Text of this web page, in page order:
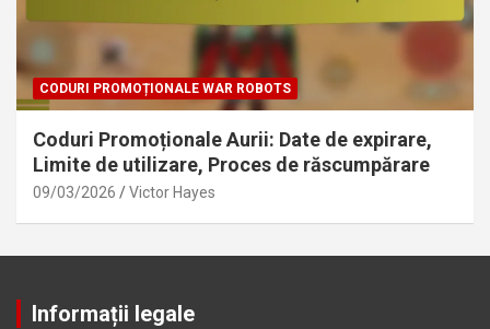
CODURI PROMOȚIONALE WAR ROBOTS
Coduri Promoționale Aurii: Date de expirare,
Limite de utilizare, Proces de răscumpărare
09/03/2026 Victor Hayes
Informații legale